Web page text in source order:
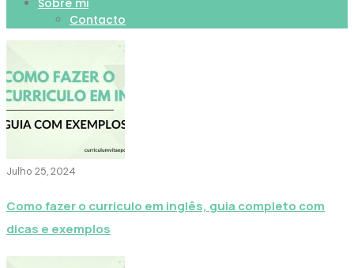
Sobre mi
Contacto
Julho 25, 2024
Como fazer o curriculo em inglês, guia completo com
dicas e exemplos